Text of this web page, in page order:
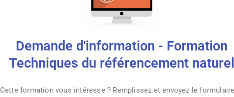
Demande d'information - Formation
Techniques du référencement naturel
Cette formation vous intéresse ? Remplissez et envoyez le